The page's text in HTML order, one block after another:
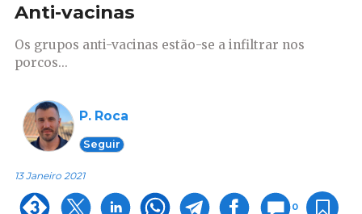
Anti-vacinas
Os grupos anti-vacinas estão-se a infiltrar nos
porcos...
P. Roca
Seguir
13 Janeiro 2021
0